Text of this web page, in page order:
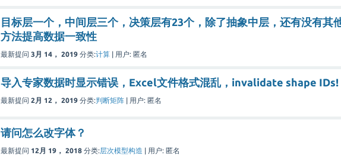
目标层一个，中间层三个，决策层有23个，除了抽象中层，还有没有其
方法提高数据一致性
最新提问 3月 14， 2019 分类:计算 | 用户: 匿名
导入专家数据时显示错误，Excel文件格式混乱，invalidate shape IDs!
最新提问 2月 12， 2019 分类:判断矩阵 | 用户: 匿名
请问怎么改字体？
最新提问 12月 19， 2018 分类:层次模型构造 | 用户: 匿名